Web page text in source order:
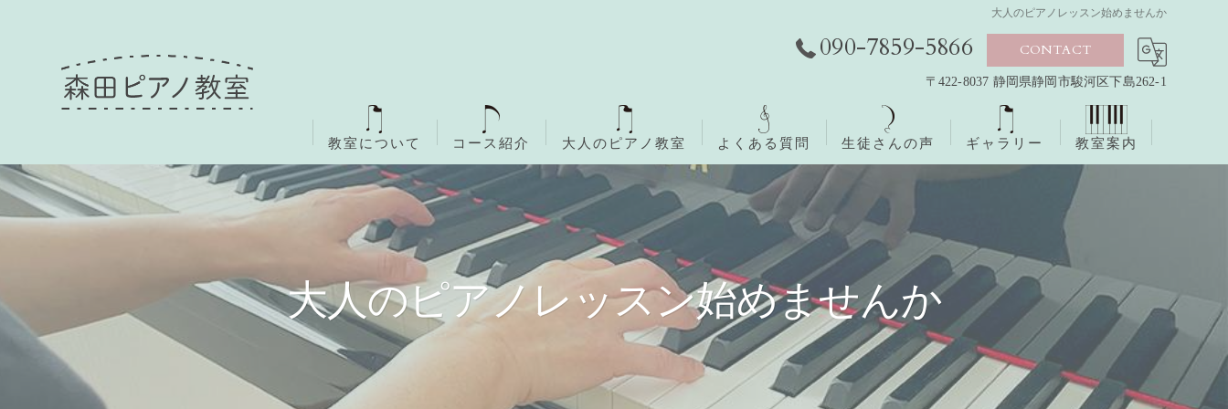
大人のピアノレッスン始めませんか
090-7859-5866 CONTACT
〒422-8037 静岡県静岡市駿河区下島262-1
教室について コース紹介
無料体験レッスン
ご入会までの流れ
大人のピアノ教室 よくある質問 生徒さんの声 ギャラリー 教室案内
大人のピアノレッスン始めませんか